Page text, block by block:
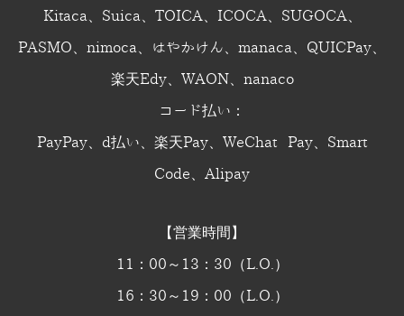
Kitaca、Suica、TOICA、ICOCA、SUGOCA、
PASMO、nimoca、はやかけん、manaca、QUICPay、
楽天Edy、WAON、nanaco
コード払い：
PayPay、d払い、楽天Pay、WeChat Pay、Smart
Code、Alipay
【営業時間】
11：00～13：30（L.O.）
16：30～19：00（L.O.）